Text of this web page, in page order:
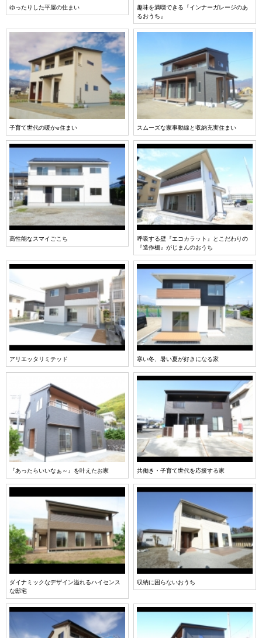
ゆったりした平屋の住まい
趣味を満喫できる『インナーガレージのあ
るおうち』
子育て世代の暖かe住まい スムーズな家事動線と収納充実住まい
高性能なスマイごこち
呼吸する壁『エコカラット』とこだわりの
『造作棚』がじまんのおうち
アリエッタリミテッド 寒い冬、暑い夏が好きになる家
『あったらいいなぁ～』を叶えたお家 共働き・子育て世代を応援する家
ダイナミックなデザイン溢れるハイセンス
な邸宅
収納に困らないおうち